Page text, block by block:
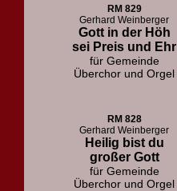
RM 829
Gerhard Weinberger
Gott in der Höh
sei Preis und Ehr
für Gemeinde
Überchor und Orgel
RM 828
Gerhard Weinberger
Heilig bist du
großer Gott
für Gemeinde
Überchor und Orgel